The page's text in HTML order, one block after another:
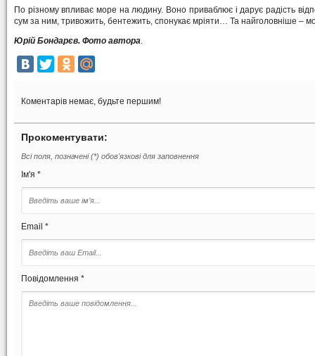
По різному впливає море на людину. Воно приваблює і дарує радість
сум за ним, тривожить, бентежить, спонукає мріяти… Та найголовніше –
Юрій Бондарєв. Фото автора.
Коментарів немає, будьте першим!
Прокоментувати:
Всі поля, позначені (*) обов'язкові для заповнення
Ім'я *
Email *
Повідомлення *